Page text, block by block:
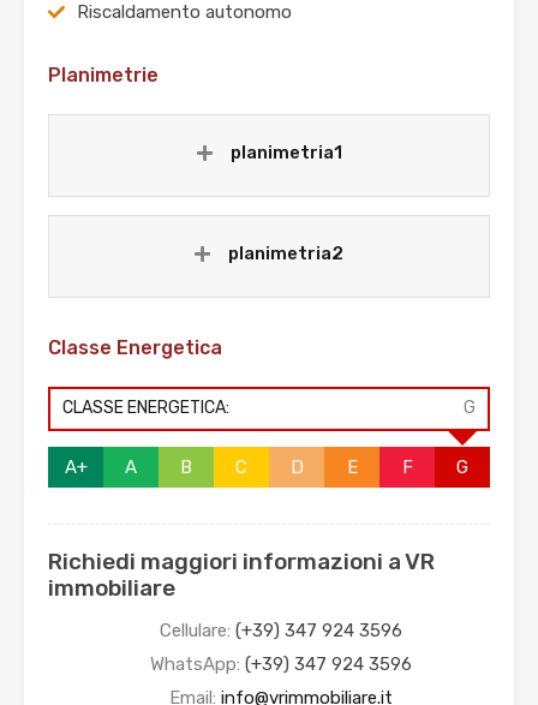
Riscaldamento autonomo
Planimetrie
planimetria1
planimetria2
Classe Energetica
CLASSE ENERGETICA: G
A+ A B C D E F G
Richiedi maggiori informazioni a VR
immobiliare
Cellulare: (+39) 347 924 3596
WhatsApp: (+39) 347 924 3596
Email: info@vrimmobiliare.it